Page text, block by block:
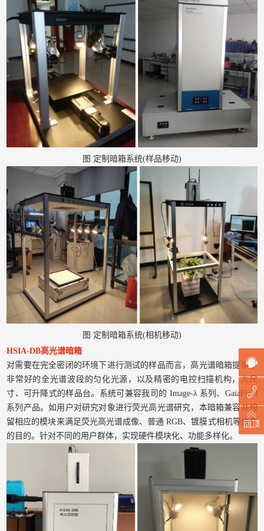
图 定制暗箱系统(样品移动)
图 定制暗箱系统(相机移动)
HSIA-DB高光谱暗箱
对需要在完全密闭的环境下进行测试的样品而言，高光谱暗箱提供了
非常好的全光谱波段的匀化光源，以及精密的电控扫描机构，大尺
寸、可升降式的样品台。系统可兼容我司的 Image-λ 系列、GaiaField
系列产品。如用户对研究对象进行荧光高光谱研究，本暗箱兼容并预
留相应的模块来满足荧光高光谱成像、普通 RGB、镀膜式相机等成像
的目的。针对不同的用户群体，实现硬件模块化、功能多样化。
回顶